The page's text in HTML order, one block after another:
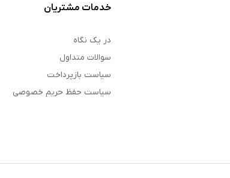
خدمات مشتریان
در یک نگاه
سوالات متداول
سیاست بازپرداخت
سیاست حفظ حریم خصوصی